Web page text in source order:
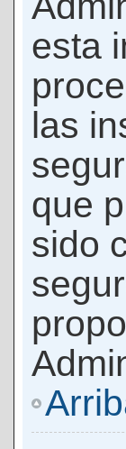
esta
las
que
sido